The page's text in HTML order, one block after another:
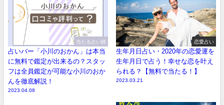
当たる占い師
占いバー「小川のおかん」は本当
に無料で鑑定が出来るの？スタッ
フは全員鑑定が可能な小川のおか
んを徹底解説！
2023.04.08
恋愛占い
生年月日占い・2020年の恋愛運を
生年月日で占う！幸せな恋を叶え
られる？【無料で当たる！】
2023.03.21